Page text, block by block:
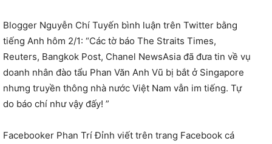
Blogger Nguyễn Chí Tuyến bình luận trên Twitter bằng
tiếng Anh hôm 2/1: “Các tờ báo The Straits Times,
Reuters, Bangkok Post, Chanel NewsAsia đã đưa tin về vụ
doanh nhân đào tẩu Phan Văn Anh Vũ bị bắt ở Singapore
nhưng truyền thông nhà nước Việt Nam vẫn im tiếng. Tự
do báo chí như vậy đấy! ”
Facebooker Phan Trí Đỉnh viết trên trang Facebook cá